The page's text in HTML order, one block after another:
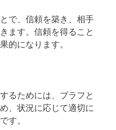
で、信頼を築き、相手
ます。信頼を得ること
的になります。
るためには、ブラフと
、状況に応じて適切に
す。